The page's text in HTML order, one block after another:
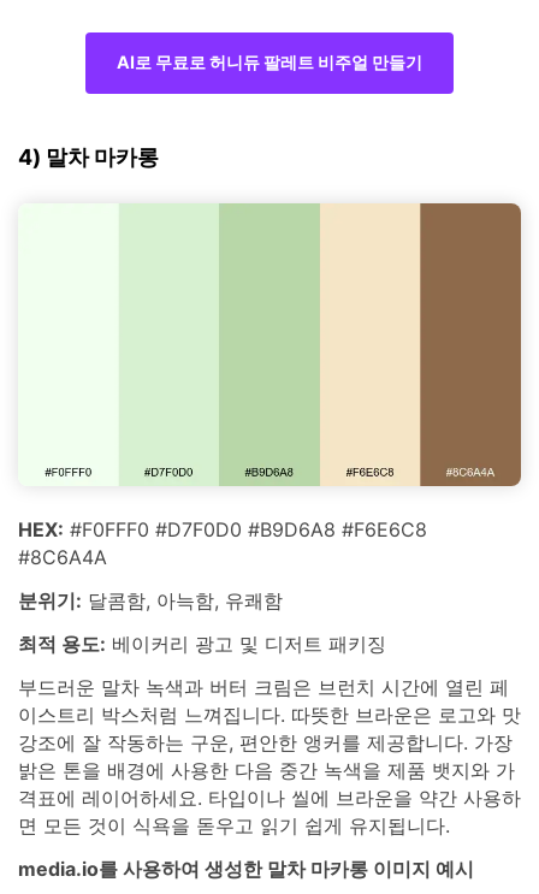
AI로 무료로 허니듀 팔레트 비주얼 만들기
4) 말차 마카롱
HEX: #F0FFF0 #D7F0D0 #B9D6A8 #F6E6C8
#8C6A4A
분위기: 달콤함, 아늑함, 유쾌함
최적 용도: 베이커리 광고 및 디저트 패키징
부드러운 말차 녹색과 버터 크림은 브런치 시간에 열린 페
이스트리 박스처럼 느껴집니다. 따뜻한 브라운은 로고와 맛
강조에 잘 작동하는 구운, 편안한 앵커를 제공합니다. 가장
밝은 톤을 배경에 사용한 다음 중간 녹색을 제품 뱃지와 가
격표에 레이어하세요. 타입이나 씰에 브라운을 약간 사용하
면 모든 것이 식욕을 돋우고 읽기 쉽게 유지됩니다.
media.io를 사용하여 생성한 말차 마카롱 이미지 예시